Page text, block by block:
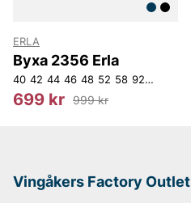
ERLA
Byxa 2356 Erla
40 42 44 46 48 52 58 92 140
699 kr 999 kr
Vingåkers Factory Outlet